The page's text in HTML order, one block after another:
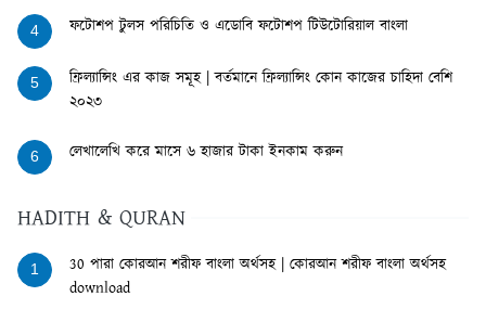
4 ফটোশপ টুলস পরিচিতি ও এডোবি ফটোশপ টিউটোরিয়াল বাংলা
5
ফ্রিল্যান্সিং এর কাজ সমূহ | বর্তমানে ফ্রিল্যান্সিং কোন কাজের চাহিদা বেশি
২০২৩
6 লেখালেখি করে মাসে ৬ হাজার টাকা ইনকাম করুন
HADITH & QURAN
1
30 পারা কোরআন শরীফ বাংলা অর্থসহ | কোরআন শরীফ বাংলা অর্থসহ
download